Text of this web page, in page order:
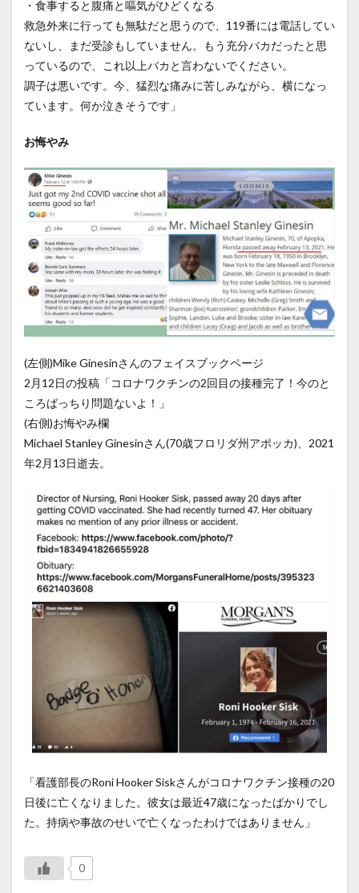
・食事すると腹痛と嘔気がひどくなる
救急外来に行っても無駄だと思うので、119番には電話してい
ないし、まだ受診もしていません。もう充分バカだったと思
っているので、これ以上バカと言わないでください。
調子は悪いです。今、猛烈な痛みに苦しみながら、横になっ
ています。何か泣きそうです」
お悔やみ
(左側)Mike Ginesinさんのフェイスブックページ
2月12日の投稿「コロナワクチンの2回目の接種完了！今のと
ころばっちり問題ないよ！」
(右側)お悔やみ欄
Michael Stanley Ginesinさん(70歳フロリダ州アポッカ)、2021
年2月13日逝去。
「看護部長のRoni Hooker Siskさんがコロナワクチン接種の20
日後に亡くなりました。彼女は最近47歳になったばかりでし
た。持病や事故のせいで亡くなったわけではありません」
0